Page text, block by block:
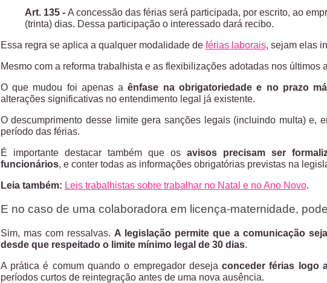
Art. 135 - A concessão das férias será participada, por escrito, ao
(trinta) dias. Dessa participação o interessado dará recibo.
Essa regra se aplica a qualquer modalidade de férias laborais, sejam elas
Mesmo com a reforma trabalhista e as flexibilizações adotadas nos últimos
O que mudou foi apenas aênfase na obrigatoriedade e no prazo
alterações significativas no entendimento legal já existente.
O descumprimento desse limite gera sanções legais (incluindo multa) e,
período das férias.
É importante destacar também que osavisos precisam ser
funcionários, e conter todas as informações obrigatórias previstas na
Leia também: Leis trabalhistas sobre trabalhar no Natal e no Ano Novo.
E no caso de uma colaboradora em licença-maternidade,
Sim, mas com ressalvas. A legislação permite que a comunicação
desde que respeitado o limite mínimo legal de 30 dias.
A prática é comum quando o empregador desejaconceder férias logo
períodos curtos de reintegração antes de uma nova ausência.